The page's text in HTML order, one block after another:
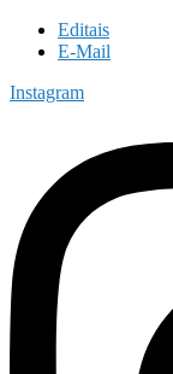
Editais
E-Mail
Instagram